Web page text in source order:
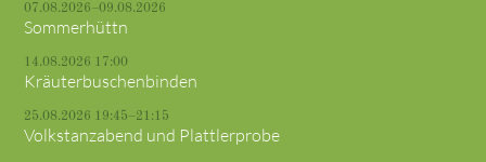
07.08.2026–09.08.2026
Sommerhüttn
14.08.2026 17:00
Kräuterbuschenbinden
25.08.2026 19:45–21:15
Volkstanzabend und Plattlerprobe